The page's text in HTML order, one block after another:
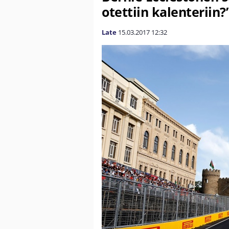
otettiin
Late 15.03.2017 12:32